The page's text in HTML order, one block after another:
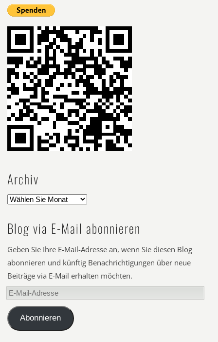
Archiv
Blog via E-Mail abonnieren
Geben Sie Ihre E-Mail-Adresse an, wenn Sie diesen Blog
abonnieren und künftig Benachrichtigungen über neue
Beiträge via E-Mail erhalten möchten.
E-
Mail-
AdresseAbonnieren